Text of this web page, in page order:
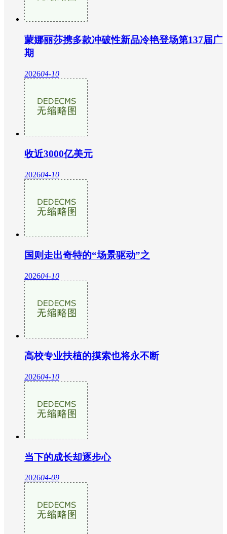
蒙娜丽莎携多款冲破性新品冷艳登场第137届广
期
202604-10
收近3000亿美元
202604-10
国则走出奇特的“场景驱动”之
202604-10
高校专业扶植的摸索也将永不断
202604-10
当下的成长却逐步心
202604-09